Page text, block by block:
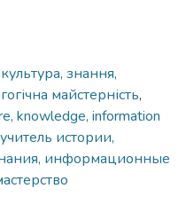
знання,
майстерність,
knowledge, information
учитель истории,
информационные